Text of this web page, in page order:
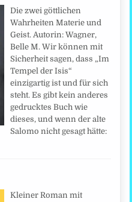
Die zwei göttlichen
Wahrheiten Materie und
Geist. Autorin: Wagner,
Belle M. Wir können mit
Sicherheit sagen, dass „Im
Tempel der Isis“
einzigartig ist und für sich
steht. Es gibt kein anderes
gedrucktes Buch wie
dieses, und wenn der alte
Salomo nicht gesagt hätte:
Kleiner Roman mit